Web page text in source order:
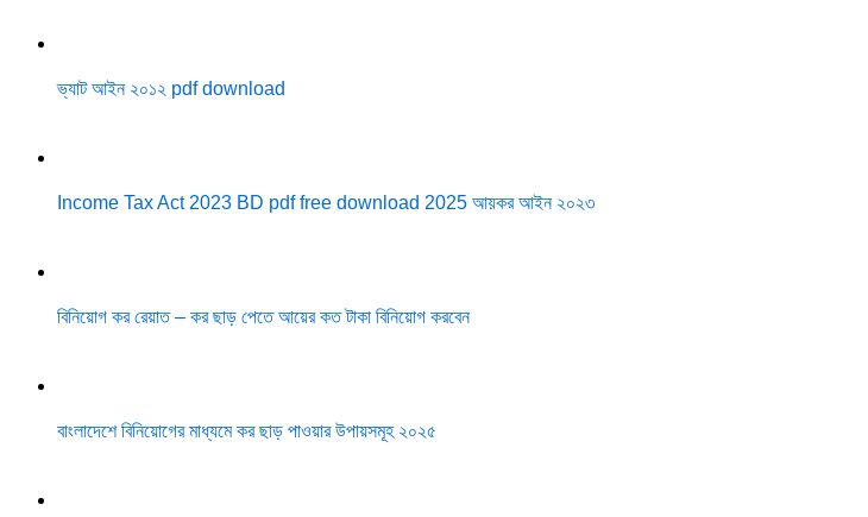
ভ্যাট আইন ২০১২ pdf download
Income Tax Act 2023 BD pdf free download 2025 আয়কর আইন ২০২৩
বিনিয়োগ কর রেয়াত – কর ছাড় পেতে আয়ের কত টাকা বিনিয়োগ করবেন
বাংলাদেশে বিনিয়োগের মাধ্যমে কর ছাড় পাওয়ার উপায়সমূহ ২০২৫